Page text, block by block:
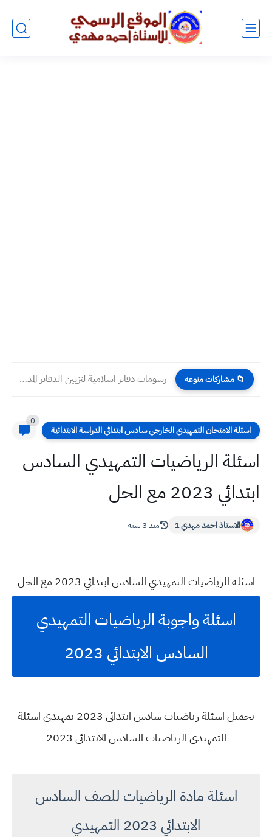
📁 مشاركات منوعه رسومات دفاتر اسلامية لتزيين الدفاتر المدرسية التربية الاسلامية جميلة وجديدة...
اسئلة الامتحان التمهيدي الخارجي سادس ابتدائي الدراسة الابتدائية
0
اسئلة الرياضيات التمهيدي السادس
ابتدائي 2023 مع الحل
الاستاذ احمد مهدي 1 منذ 3 سنة
اسئلة الرياضيات التمهيدي السادس ابتدائي 2023 مع الحل
اسئلة واجوبة الرياضيات التمهيدي
السادس الابتدائي 2023
تحميل اسئلة رياضيات سادس ابتدائي 2023 تمهيدي اسئلة
التمهيدي الرياضيات السادس الابتدائي 2023
اسئلة مادة الرياضيات للصف السادس
الابتدائي 2023 التمهيدي